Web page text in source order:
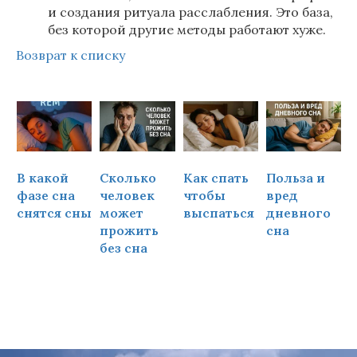
и создания ритуала расслабления. Это база,
без которой другие методы работают хуже.
Возврат к списку
В какой
фазе сна
снятся сны
Сколько
человек
может
прожить
без сна
Как спать
чтобы
выспаться
Польза и
вред
дневного
сна